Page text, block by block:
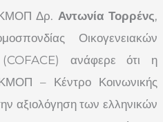
ΚΜΟΠ Δρ. Αντωνία Τορρένς,
Οικογενειακών
ανάφερε ότι η
– Κέντρο Κοινωνικής
αξιολόγηση των ελληνικών